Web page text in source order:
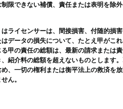
限できない補償、責任または表明を除
ライセンサーは、間接損害、付随的損
データの損失について、たとえ甲がこ
甲の責任の総額は、最新の請求または
紹介料の総額を超えないものとします
、一切の権利または衡平法上の救済を
ん。